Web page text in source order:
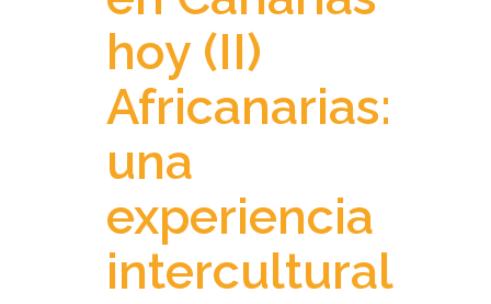
hoy (II)
Africanarias:
una
experiencia
intercultural